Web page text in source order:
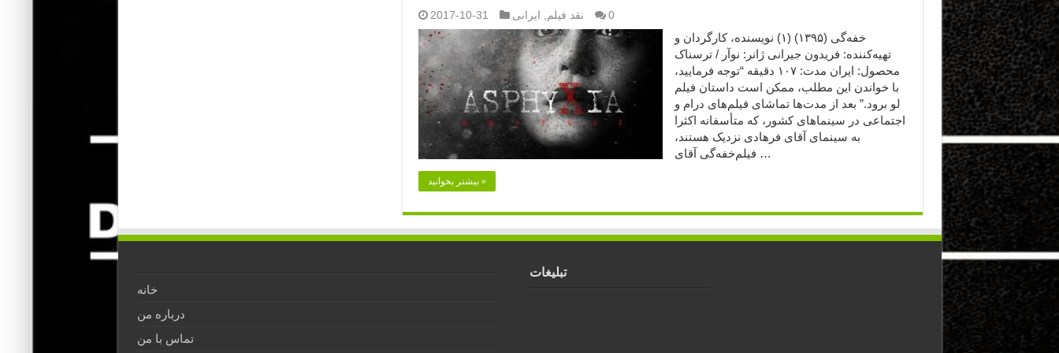
2017-10-31 نقد فیلم ایرانی 0
خفه‌گی (۱۳۹۵) (۱) نویسنده، کارگردان و
تهیه‌کننده: فریدون جیرانی ژانر: نوآر / ترسناک
محصول: ایران مدت: ۱۰۷ دقیقه “توجه فرمایید،‌
با خواندن این مطلب، ممکن است داستان فیلم
لو برود.” بعد از مدت‌ها تماشای فیلم‌های درام و
اجتماعی در سینماهای کشور، که متأسفانه اکثرا
به سینمای آقای فرهادی نزدیک هستند،
فیلم‌خفه‌گی آقای …
بیشتر بخوانید »
خانه
درباره من
تماس با من
تبلیغات